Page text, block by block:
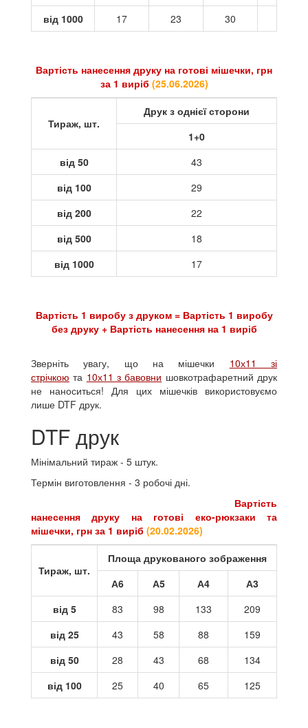
від 1000 17 23 30
Вартість нанесення друку на готові мішечки, грн
за 1 виріб (25.06.2026)
Тираж, шт.
Друк з однієї сторони
1+0
від 50
43
від 100
29
від 200
22
від 500
18
від 1000
17
Вартість 1 виробу з друком = Вартість 1 виробу
без друку + Вартість нанесення на 1 виріб
Зверніть увагу, що на мішечки 10х11 зі
стрічкою та 10х11 з бавовни шовкотрафаретний друк
не наноситься! Для цих мішечків використовуємо
лише DTF друк.
DTF друк
Мінімальний тираж - 5 штук.
Термін виготовлення - 3 робочі дні.
Вартість
нанесення друку на готові еко-рюкзаки та
мішечки, грн за 1 виріб (20.02.2026)
Тираж, шт.
Площа друкованого зображення
А6
А5 А4
А3
від 5
83 98 133
209
від 25
43 58 88
159
від 50
28 43 68
134
від 100
25 40 65 125